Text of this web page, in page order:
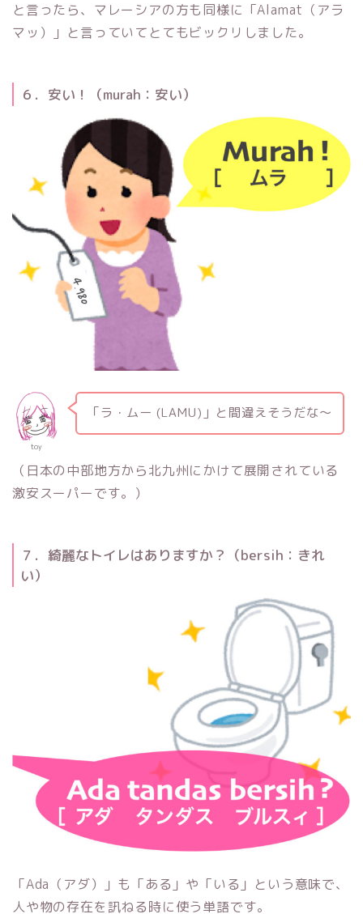
と言ったら、マレーシアの方も同様に「Alamat（アラ
マッ）」と言っていてとてもビックリしました。
６．安い！（murah：安い）
toy
「ラ・ムー (LAMU)」と間違えそうだな〜
（日本の中部地方から北九州にかけて展開されている
激安スーパーです。）
７．綺麗なトイレはありますか？（bersih：きれ
い）
「Ada（アダ）」も「ある」や「いる」という意味で、
人や物の存在を訊ねる時に使う単語です。